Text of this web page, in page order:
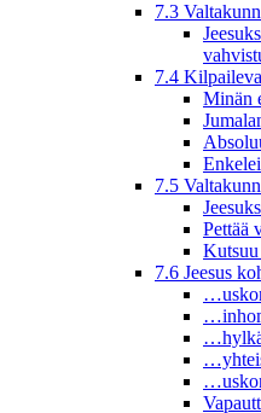
7.3
7.4
Minän
7.5
Pettää
Kutsuu
7.6 Jeesus